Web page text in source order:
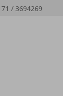
/ 3694269